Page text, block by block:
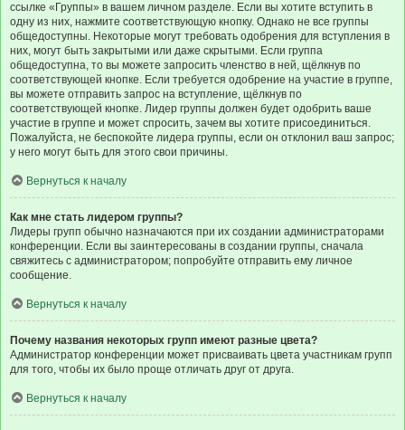
ссылке «Группы» в вашем личном разделе. Если вы хотите вступить в
одну из них, нажмите соответствующую кнопку. Однако не все группы
общедоступны. Некоторые могут требовать одобрения для вступления в
них, могут быть закрытыми или даже скрытыми. Если группа
общедоступна, то вы можете запросить членство в ней, щёлкнув по
соответствующей кнопке. Если требуется одобрение на участие в группе,
вы можете отправить запрос на вступление, щёлкнув по
соответствующей кнопке. Лидер группы должен будет одобрить ваше
участие в группе и может спросить, зачем вы хотите присоединиться.
Пожалуйста, не беспокойте лидера группы, если он отклонил ваш запрос;
у него могут быть для этого свои причины.
Вернуться к началу
Как мне стать лидером группы?
Лидеры групп обычно назначаются при их создании администраторами
конференции. Если вы заинтересованы в создании группы, сначала
свяжитесь с администратором; попробуйте отправить ему личное
сообщение.
Вернуться к началу
Почему названия некоторых групп имеют разные цвета?
Администратор конференции может присваивать цвета участникам групп
для того, чтобы их было проще отличать друг от друга.
Вернуться к началу